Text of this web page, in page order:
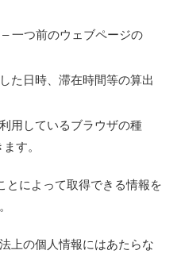
– 一つ前のウェブページの
た日時、滞在時間等の算出
用しているブラウザの種
す。
とによって取得できる情報を
上の個人情報にはあたらな